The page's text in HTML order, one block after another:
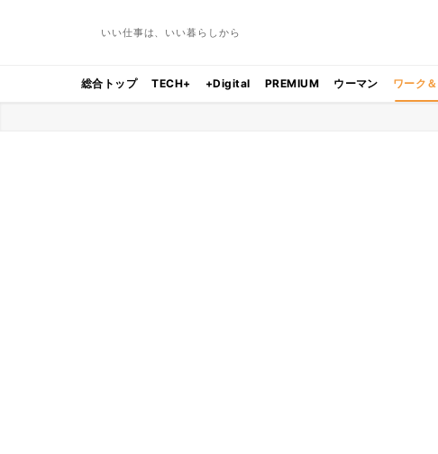
いい仕事は、いい暮らしから
総合トップ TECH+ +Digital PREMIUM ウーマン ワーク